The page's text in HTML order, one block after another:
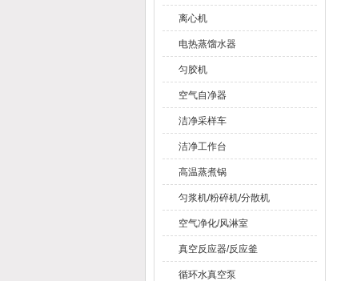
离心机
电热蒸馏水器
匀胶机
空气自净器
洁净采样车
洁净工作台
高温蒸煮锅
匀浆机/粉碎机/分散机
空气净化/风淋室
真空反应器/反应釜
循环水真空泵